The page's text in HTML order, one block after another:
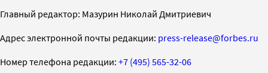
Главный редактор: Мазурин Николай Дмитриевич
Адрес электронной почты редакции: press-release@forbes.ru
Номер телефона редакции: +7 (495) 565-32-06